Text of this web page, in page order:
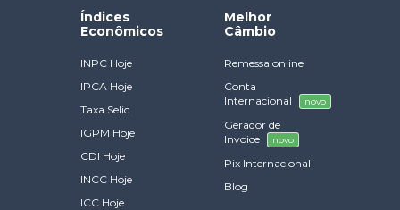
Índices
Econômicos
INPC Hoje
IPCA Hoje
Taxa Selic
IGPM Hoje
CDI Hoje
INCC Hoje
ICC Hoje
Melhor
Câmbio
Remessa online
Conta
Internacional
novo
Gerador de
Invoice
novo
Pix Internacional
Blog